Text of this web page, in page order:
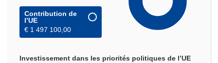
Contribution de
l’UE
€ 1 497 100,00
Investissement dans les priorités politiques de l’UE